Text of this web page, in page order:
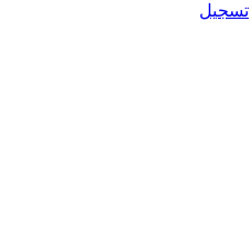
تسجيل